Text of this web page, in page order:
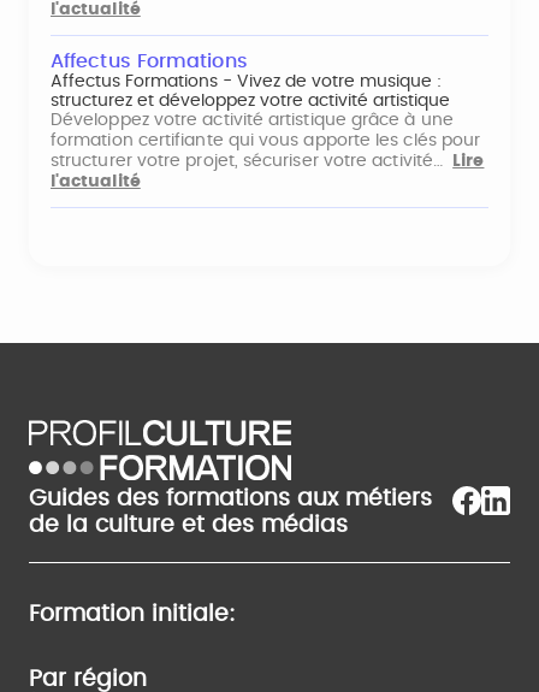
l'actualité
Affectus Formations
Affectus Formations - Vivez de votre musique :
structurez et développez votre activité artistique
Développez votre activité artistique grâce à une
formation certifiante qui vous apporte les clés pour
structurer votre projet, sécuriser votre activité…
Lire
l'actualité
Guides des formations aux métiers
de la culture et des médias
Formation initiale:
Par région